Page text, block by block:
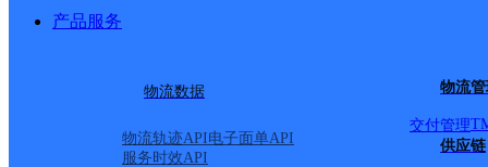
产品服务
物流数据
物流轨迹API电子面单API
服务时效API
物流
交付管理
供应链
UH厦门同安凤南
地址：福建厦门同安区西塘村祖厝边里
派送范围:省天马种猪场详情
厦门兴隆分部